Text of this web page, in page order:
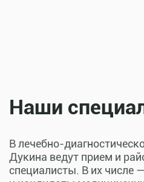
Наши
В лечебно-
Дукина ведут прием и
специалисты. В их числе